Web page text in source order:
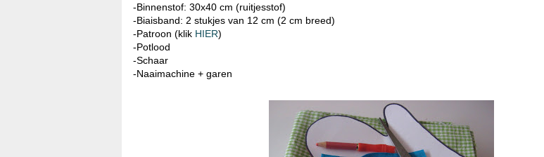
-Binnenstof: 30x40 cm (ruitjesstof)
-Biaisband: 2 stukjes van 12 cm (2 cm breed)
-Patroon (klik HIER)
-Potlood
-Schaar
-Naaimachine + garen